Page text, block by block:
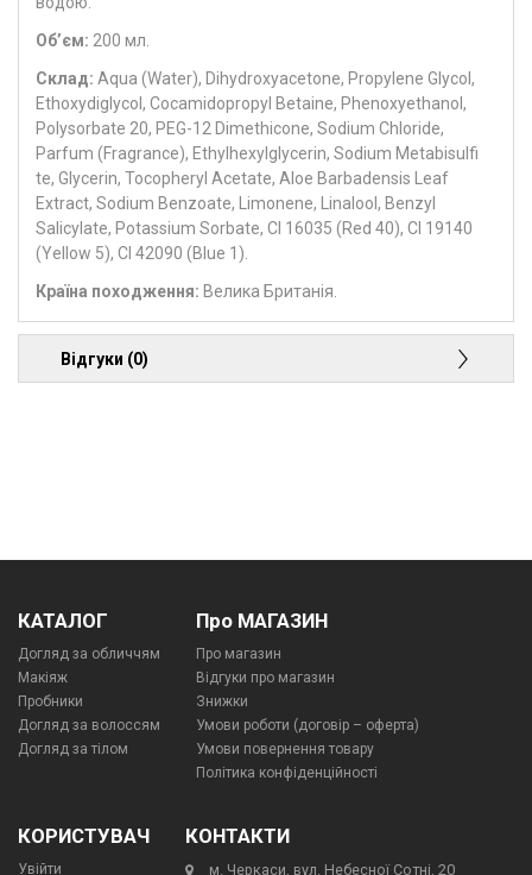
Об’єм: 200 мл.
Склад: Aqua (Water), Dihydroxyacetone, Propylene Glycol,
Ethoxydiglycol, Cocamidopropyl Betaine, Phenoxyethanol,
Polysorbate 20, PEG-12 Dimethicone, Sodium Chloride,
Parfum (Fragrance), Ethylhexylglycerin, Sodium Metabisulfi
te, Glycerin, Tocopheryl Acetate, Aloe Barbadensis Leaf
Extract, Sodium Benzoate, Limonene, Linalool, Benzyl
Salicylate, Potassium Sorbate, CI 16035 (Red 40), CI 19140
(Yellow 5), CI 42090 (Blue 1).
Країна походження: Велика Британія.
Відгуки (0)
КАТАЛОГ
Догляд за обличчям
Макіяж
Пробники
Догляд за волоссям
Догляд за тілом
Про МАГАЗИН
Про магазин
Відгуки про магазин
Знижки
Умови роботи (договір – оферта)
Умови повернення товару
Політика конфіденційності
КОРИСТУВАЧ
Увійти
КОНТАКТИ
м. Черкаси, вул. Небесної Сотні, 20